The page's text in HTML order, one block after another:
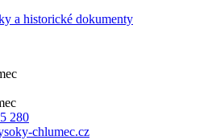
a historické dokumenty
280
chlumec.cz